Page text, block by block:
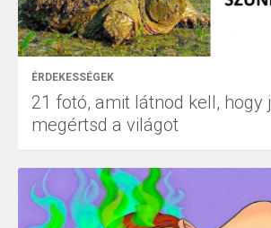
ÉRDEKESSÉGEK
21 fotó, amit látnod kell, hogy
megértsd a világot